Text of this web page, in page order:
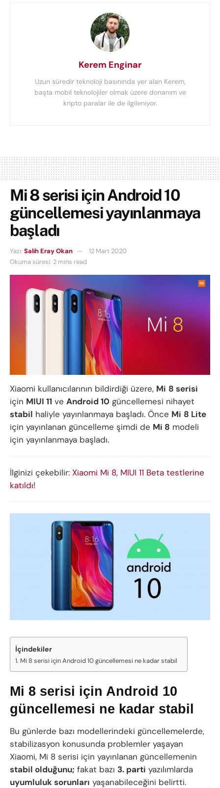
Kerem Enginar
Uzun süredir teknoloji basınında yer alan Kerem,
başta mobil teknolojiler olmak üzere donanım ve
kripto paralar ile de ilgileniyor.
Mi 8 serisi için Android 10
güncellemesi yayınlanmaya
başladı
Yazı: Salih Eray Okan
12 Mart 2020
Okuma süresi: 2 mins read
Xiaomi kullanıcılarının bildirdiği üzere, Mi 8 serisi
için MIUI 11 ve Android 10 güncellemesi nihayet
stabil haliyle yayınlanmaya başladı. Önce Mi 8 Lite
için yayınlanan güncelleme şimdi de Mi 8 modeli
için yayınlanmaya başladı.
İlginizi çekebilir: Xiaomi Mi 8, MIUI 11 Beta testlerine
katıldı!
İçindekiler
Mi 8 serisi için Android 10 güncellemesi ne kadar stabil
Mi 8 serisi için Android 10
güncellemesi ne kadar stabil
Bu günlerde bazı modellerindeki güncellemelerde,
stabilizasyon konusunda problemler yaşayan
Xiaomi, Mi 8 serisi için yayınlanan güncellemenin
stabil olduğunu; fakat bazı 3. parti yazılımlarda
uyumluluk sorunları yaşanabileceğini belirtti.